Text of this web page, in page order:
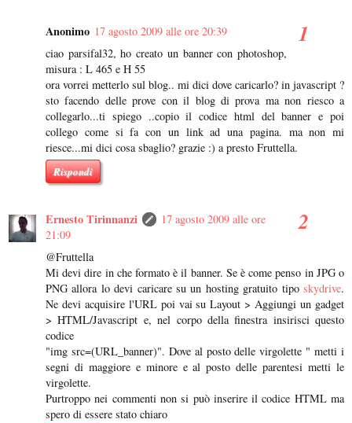
Anonimo 17 agosto 2009 alle ore 20:39
ciao parsifal32, ho creato un banner con photoshop,
misura : L 465 e H 55
ora vorrei metterlo sul blog.. mi dici dove caricarlo? in javascript ?
sto facendo delle prove con il blog di prova ma non riesco a
collegarlo...ti spiego ..copio il codice html del banner e poi
collego come si fa con un link ad una pagina. ma non mi
riesce...mi dici cosa sbaglio? grazie :) a presto Fruttella.
Rispondi
Ernesto Tirinnanzi
17 agosto 2009 alle ore
21:09
@Fruttella
Mi devi dire in che formato è il banner. Se è come penso in JPG o
PNG allora lo devi caricare su un hosting gratuito tipo skydrive.
Ne devi acquisire l'URL poi vai su Layout > Aggiungi un gadget
> HTML/Javascript e, nel corpo della finestra insirisci questo
codice
"img src=(URL_banner)". Dove al posto delle virgolette " metti i
segni di maggiore e minore e al posto delle parentesi metti le
virgolette.
Purtroppo nei commenti non si può inserire il codice HTML ma
spero di essere stato chiaro